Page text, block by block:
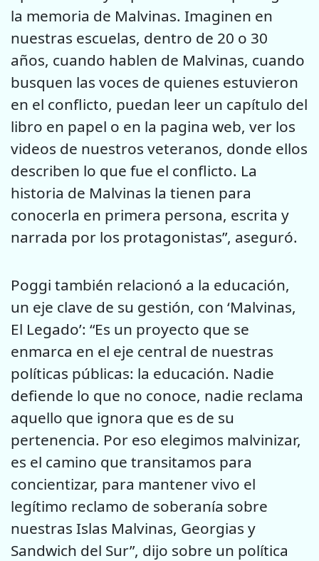
la memoria de Malvinas. Imaginen en
nuestras escuelas, dentro de 20 o 30
años, cuando hablen de Malvinas, cuando
busquen las voces de quienes estuvieron
en el conflicto, puedan leer un capítulo del
libro en papel o en la pagina web, ver los
videos de nuestros veteranos, donde ellos
describen lo que fue el conflicto. La
historia de Malvinas la tienen para
conocerla en primera persona, escrita y
narrada por los protagonistas”, aseguró.
Poggi también relacionó a la educación,
un eje clave de su gestión, con ‘Malvinas,
El Legado’: “Es un proyecto que se
enmarca en el eje central de nuestras
políticas públicas: la educación. Nadie
defiende lo que no conoce, nadie reclama
aquello que ignora que es de su
pertenencia. Por eso elegimos malvinizar,
es el camino que transitamos para
concientizar, para mantener vivo el
legítimo reclamo de soberanía sobre
nuestras Islas Malvinas, Georgias y
Sandwich del Sur”, dijo sobre un política